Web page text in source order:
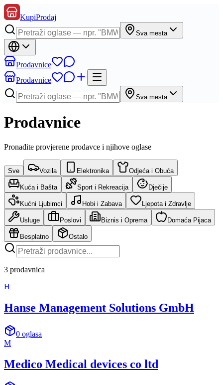
KupiProdaj
Sva mesta
Prodavnice
Prodavnice
Sva mesta
Prodavnice
Pronađite provjerene prodavce i njihove oglase
Sve Vozila Elektronika Odjeća i Obuća
Kuća i Bašta Sport i Rekreacija Dječije
Kućni Ljubimci Hobi i Zabava Ljepota i Zdravlje
Usluge Poslovi Biznis i Oprema Domaća Pijaca
Besplatno Ostalo
3 prodavnica
H
Hanse Management Solutions GmbH
0 oglasa
M
Medico Medical devices co ltd